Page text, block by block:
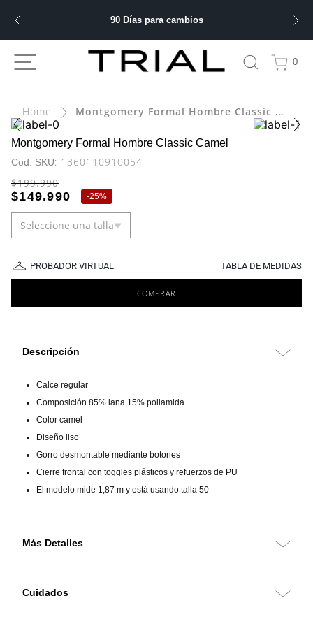
90 Días para cambios
0
Montgomery Formal Hombre Classic Camel
Montgomery Formal Hombre Classic Camel
: 1360110910054
$199.990
$149.990 -25%
Seleccione una talla
PROBADOR VIRTUAL TABLA DE MEDIDAS
COMPRAR
Descripción
Calce regular
Composición 85% lana 15% poliamida
Color camel
Diseño liso
Gorro desmontable mediante botones
Cierre frontal con toggles plásticos y refuerzos de PU
El modelo mide 1,87 m y está usando talla 50
Más Detalles
diseño liso en color camel conserva el carácter clásico del
Cuidados
BUSCADOS